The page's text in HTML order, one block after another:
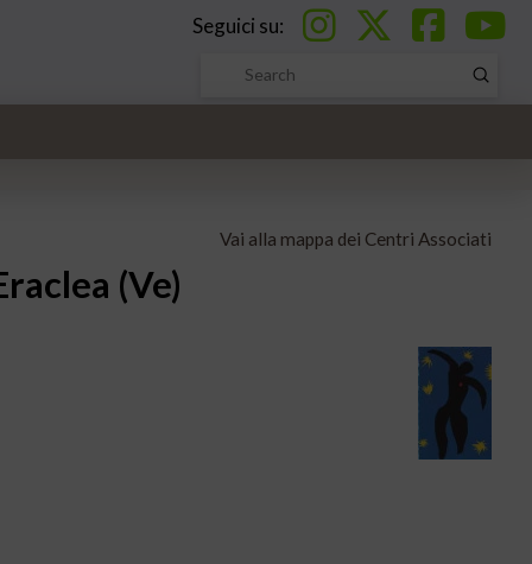
Seguici su:
Search
Submit
Vai alla mappa dei Centri Associati
(Ve)